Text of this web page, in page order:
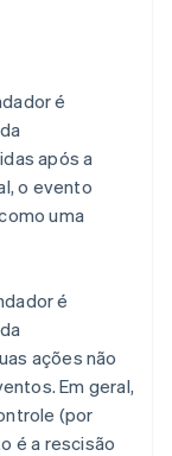
é
após a
o evento
uma
é
ações não
Em geral,
(por
é a rescisão